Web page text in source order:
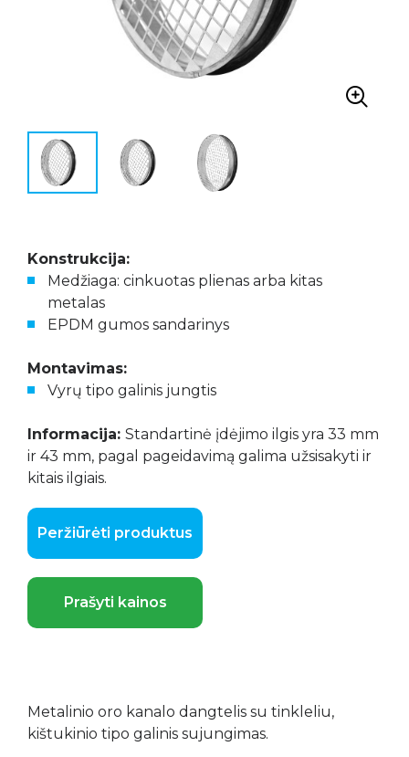
Konstrukcija:
Medžiaga: cinkuotas plienas arba kitas
metalas
EPDM gumos sandarinys
Montavimas:
Vyrų tipo galinis jungtis
Informacija: Standartinė įdėjimo ilgis yra 33 mm
ir 43 mm, pagal pageidavimą galima užsisakyti ir
kitais ilgiais.
Peržiūrėti produktus
Prašyti kainos
Metalinio oro kanalo dangtelis su tinkleliu,
kištukinio tipo galinis sujungimas.